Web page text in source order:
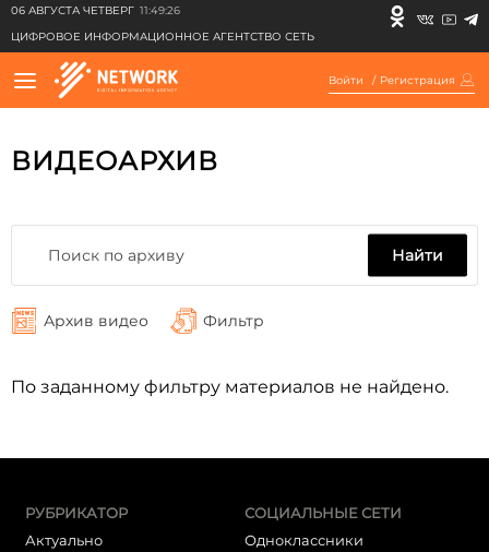
06 АВГУСТА ЧЕТВЕРГ 11:49:26
ЦИФРОВОЕ ИНФОРМАЦИОННОЕ АГЕНТСТВО СЕТЬ
Войти / Регистрация
ВИДЕОАРХИВ
Найти
Архив видео Фильтр
По заданному фильтру материалов не найдено.
РУБРИКАТОР
Актуально
СОЦИАЛЬНЫЕ СЕТИ
Одноклассники